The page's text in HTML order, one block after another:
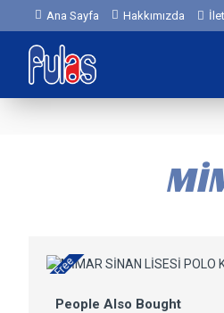
Ana Sayfa Hakkımızda
Free
People Also Bought